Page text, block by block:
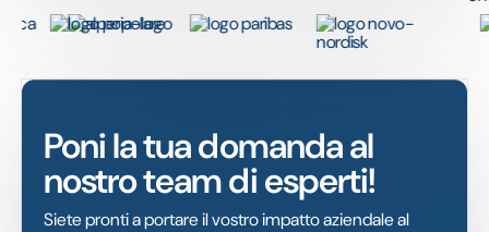
Poni la tua domanda al
nostro team di esperti!
Siete pronti a portare il vostro impatto aziendale al